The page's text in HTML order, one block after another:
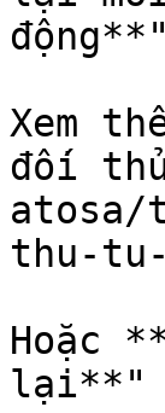
Xem
đối
atosa/
thu-tu-
Hoặc
lại**"